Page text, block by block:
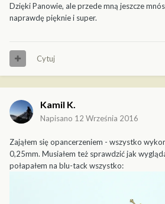
Dzięki Panowie, ale przede mną jeszcze
naprawdę pięknie i super.
Cytuj
Kamil K.
Napisano 12 Września 2016
Zająłem się opancerzeniem - wszystko
0,25mm. Musiałem też sprawdzić jak
połapałem na blu-tack wszystko: